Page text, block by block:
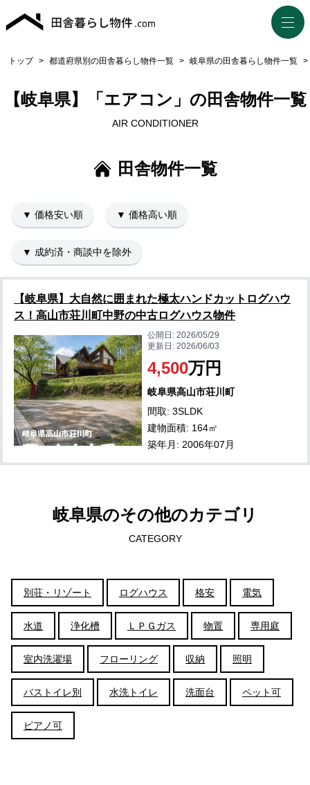
トップ > 都道府県別の田舎暮らし物件一覧 > 岐阜県の田舎暮らし物件一覧 >
【岐阜県】「エアコン」の田舎物件一覧
AIR CONDITIONER
田舎物件一覧
▼ 価格安い順 ▼ 価格高い順
▼ 成約済・商談中を除外
【岐阜県】大自然に囲まれた極太ハンドカットログハウ
ス！高山市荘川町中野の中古ログハウス物件
公開日:2026/05/29
更新日:2026/06/03
4,500万円
岐阜県高山市荘川町
間取: 3SLDK
建物面積: 164㎡
築年月: 2006年07月
岐阜県のその他のカテゴリ
CATEGORY
別荘・リゾート ログハウス 格安 電気
水道 浄化槽 ＬＰＧガス 物置 専用庭
室内洗濯場 フローリング 収納 照明
バストイレ別 水洗トイレ 洗面台 ペット可
ピアノ可